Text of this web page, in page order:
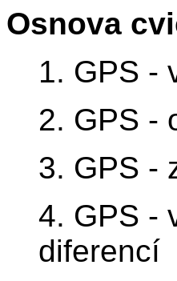
Osnova
1. GPS -
2. GPS -
3. GPS -
4. GPS -
diferencí